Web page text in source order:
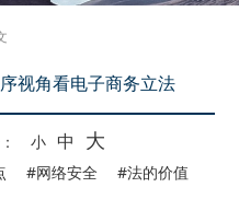
视角看电子商务立法
小 中 大
#网络安全 #法的价值